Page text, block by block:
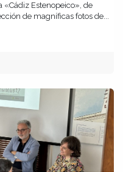
Estenopeico», de
de magníficas fotos de...